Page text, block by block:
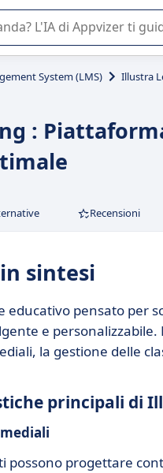
guida nell'utilizzo o nella
System (LMS) Illustra
:
Recensioni
sintesi
educativo pensato per
e
la gestione delle
principali di
possono progettare